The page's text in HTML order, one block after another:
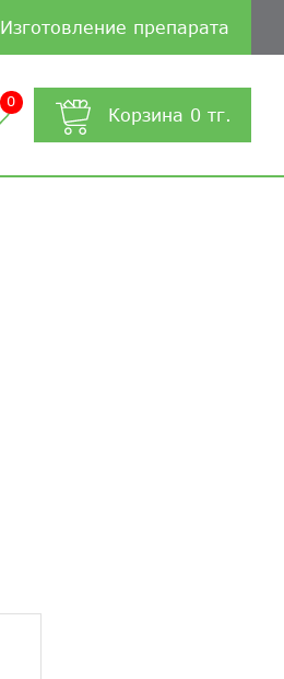
Изготовление препарата
0
Корзина 0 тг.